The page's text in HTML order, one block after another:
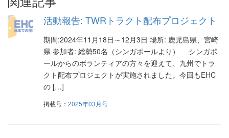
ゲ
ー
活動報告: TWRトラクト配布プロジェクト
期間:2024年11月18日～12月3日 場所: 鹿児島県、宮崎
県 参加者: 総勢50名（シンガポールより） シンガポ
ールからのボランティアの方々を迎えて、九州でトラ
クト配布プロジェクトが実施されました。今回もEHC
の […]
掲載号： 2025年03月号